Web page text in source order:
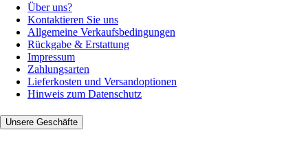
Über uns?
Kontaktieren Sie uns
Allgemeine Verkaufsbedingungen
Rückgabe & Erstattung
Impressum
Zahlungsarten
Lieferkosten und Versandoptionen
Hinweis zum Datenschutz
Unsere Geschäfte